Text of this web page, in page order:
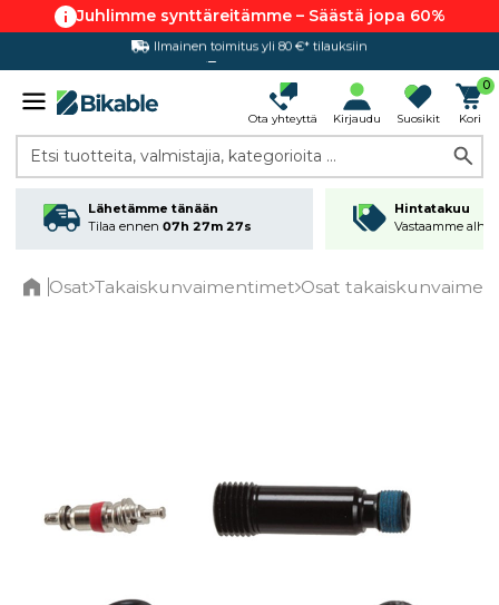
Juhlimme synttäreitämme – Säästä jopa 60%
Ilmainen toimitus yli 80 €* tilauksiin
Hintatakuu
Ota yhteyttä Kirjaudu Suosikit
0
Kori
Etsi tuotteita, valmistajia, kategorioita ...
Lähetämme tänään
Tilaa ennen 07h 27m 26s
Hintatakuu
Vastaamme
Osat Takaiskunvaimentimet Osat